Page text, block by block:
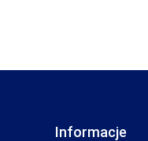
Informacje